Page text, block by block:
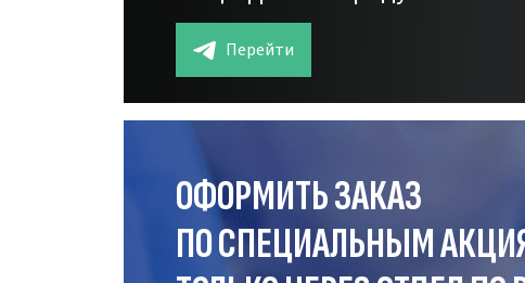
Перейти
ОФОРМИТЬ ЗАКАЗ
ПО СПЕЦИАЛЬНЫМ